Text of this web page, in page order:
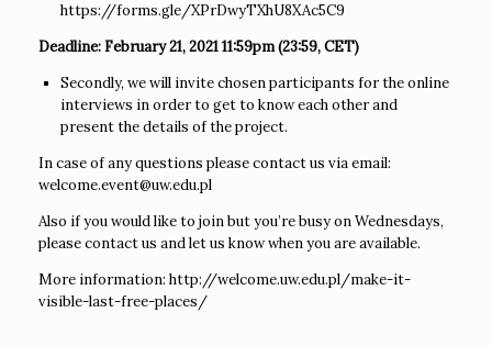
https://forms.gle/XPrDwyTXhU8XAc5C9
Deadline: February 21, 2021 11:59pm (23:59, CET)
Secondly, we will invite chosen participants for the online
interviews in order to get to know each other and
present the details of the project.
In case of any questions please contact us via email:
welcome.event@uw.edu.pl
Also if you would like to join but you’re busy on Wednesdays,
please contact us and let us know when you are available.
More information: http://welcome.uw.edu.pl/make-it-
visible-last-free-places/